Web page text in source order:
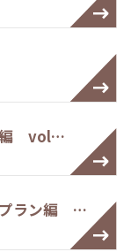
編 vol…
プラン編 …